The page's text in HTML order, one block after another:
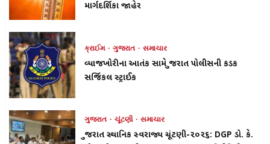
માર્ગદર્શિકા જાહેર
ક્રાઈમ ગુજરાત સમાચાર
વ્યાજખોરીના આતંક સામે ગુજરાત પોલીસની કડક
સર્જિકલ સ્ટ્રાઈક
ગુજરાત ચૂંટણી સમાચાર
ગુજરાત સ્થાનિક સ્વરાજ્ય ચૂંટણી-૨૦૨૬: DGP ડો. કે.